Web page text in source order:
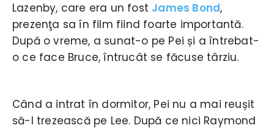
Lazenby, care era un fost James Bond,
prezenţa sa în film fiind foarte importantă.
După o vreme, a sunat-o pe Pei și a întrebat-
o ce face Bruce, întrucât se făcuse târziu.
Când a intrat în dormitor, Pei nu a mai reușit
să-l trezească pe Lee. După ce nici Raymond